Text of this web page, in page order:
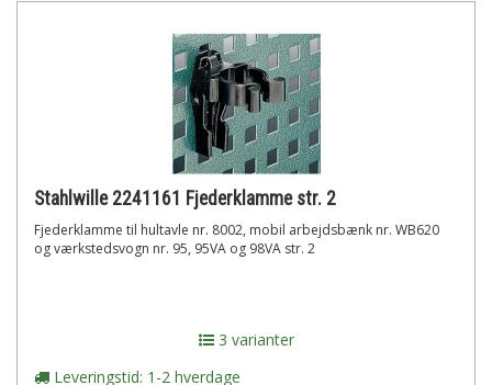
Stahlwille 2241161 Fjederklamme str. 2
Fjederklamme til hultavle nr. 8002, mobil arbejdsbænk nr. WB620
og værkstedsvogn nr. 95, 95VA og 98VA str. 2
3 varianter
Leveringstid: 1-2 hverdage